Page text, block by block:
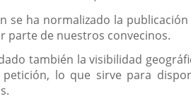
se ha normalizado la
parte de nuestros convecinos.
también la visibilidad
lo que sirve para